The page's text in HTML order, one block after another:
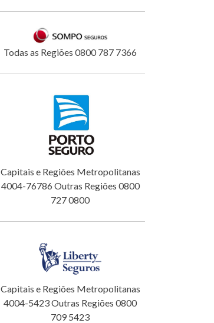
Todas as Regiões 0800 787 7366
Capitais e Regiões Metropolitanas
4004-76786 Outras Regiões 0800
727 0800
Capitais e Regiões Metropolitanas
4004-5423 Outras Regiões 0800
709 5423